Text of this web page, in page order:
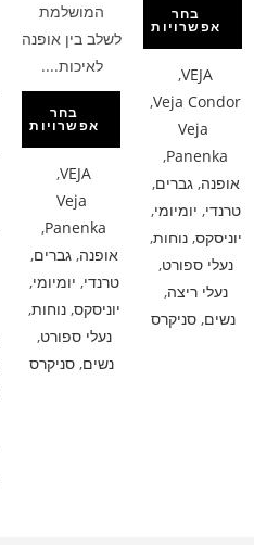
בחר
אפשרויות
VEJA
,
Veja Condor
,
Veja
Panenka
,
אופנה,גברים,
טרנדי, יומיומי,
יוניסקס,נוחות,
נעלי ספורט,
נעלי ריצה,
נשים, סניקרס
המושלמת
לשלב בין אופנה
לאיכות....
בחר
אפשרויות
VEJA
,
Veja
Panenka
,
אופנה,גברים,
טרנדי, יומיומי,
יוניסקס,נוחות,
נעלי ספורט,
נשים, סניקרס